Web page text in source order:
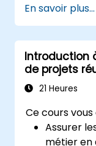
approbation
l'éducation et
En savoir plus...
Introduction
de projets
21 Heures
Ce cours
Assurer
métier en